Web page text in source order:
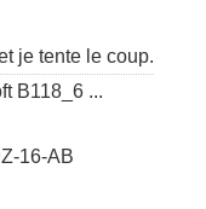
je tente le coup.
B118_6 ...
16-AB